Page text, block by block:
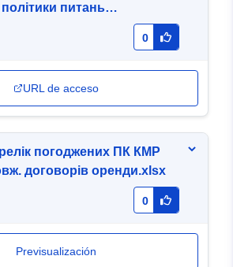
питань
майна.xlsx
0
URL de acceso
погоджених ПК КМР
договорів оренди.xlsx
0
Previsualización